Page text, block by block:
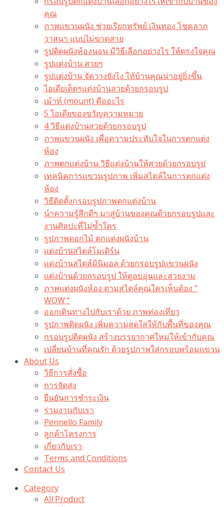
คุณ
ภาพแขวนผนัง ช่วยเรียกทรัพย์ เงินทอง โชคลาภ
วาสนา แบบไม่ขาดสาย
รูปติดผนังห้องนอน มีวิธีเลือกอย่างไร ให้ตรงใจคุณ
รูปแต่งบ้าน สวยๆ
รูปแต่งบ้าน จัดวางยังไง ให้บ้านคุณน่าอยู่ยิ่งขึ้น
ไอเดียเด็ดๆแต่งบ้านสวยด้วยกรอบรูป
เม้าท์ (mount) คืออะไร​
5 ไอเดียของขวัญความหมาย
4 วิธีแต่งบ้านสวยด้วยกรอบรูป
ภาพแขวนผนัง เพื่อความประทับใจในการตกแต่ง
ห้อง
ภาพตกแต่งบ้าน วิธีแต่งบ้านให้สวยด้วยกรอบรูป
เทคนิคการแขวนรูปภาพ เพิ่มสไตล์ในการตกแต่ง
ห้อง
วิธีติดตั้งกรอบรูปภาพตกแต่งบ้าน
นำความรู้สึกดีๆ มาสู่บ้านของคุณด้วยกรอบรูปและ
งานศิลปะที่ไม่ซ้ำใคร
รูปภาพดอกไม้ ตกแต่งผนังบ้าน
แต่งบ้านสไตล์โมเดิร์น
แต่งบ้านสไตล์มินิมอล ด้วยกรอบรูปแขวนผนัง
แต่งบ้านด้วยกรอบรูป ให้ดูอบอุ่นและสวยงาม
ภาพแต่งผนังห้อง ตามสไตล์คุณใครเห็นต้อง ”
WOW “
ออกเดินทางไปกับเราด้วย ภาพท่องเที่ยว
รูปภาพติดผนัง เพิ่มความสดใสให้กับพื้นที่ของคุณ
กรอบรูปติดผนัง สร้างบรรยากาศใหม่ให้เข้ากับคุณ
เปลี่ยนบ้านที่คุณรัก ด้วยรูปภาพใส่กรอบพร้อมแขวน​
About Us
วิธีการสั่งซื้อ
การจัดส่ง
ยืนยันการชำระเงิน
ร่วมงานกับเรา
Pennello Family
ลูกค้าโครงการ
เกี่ยวกับเรา
Terms and Conditions
Contact Us
Category
All Product